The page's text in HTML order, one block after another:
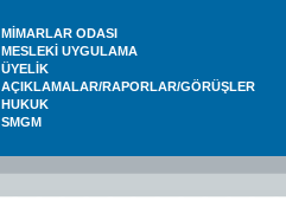
MİMARLAR ODASI
MESLEKİ UYGULAMA
ÜYELİK
AÇIKLAMALAR/RAPORLAR/GÖRÜŞLER
HUKUK
SMGM